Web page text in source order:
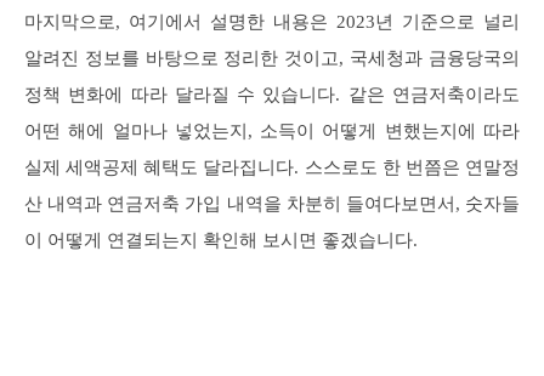
마지막으로, 여기에서 설명한 내용은 2023년 기준으로 널리
알려진 정보를 바탕으로 정리한 것이고, 국세청과 금융당국의
정책 변화에 따라 달라질 수 있습니다. 같은 연금저축이라도
어떤 해에 얼마나 넣었는지, 소득이 어떻게 변했는지에 따라
실제 세액공제 혜택도 달라집니다. 스스로도 한 번쯤은 연말정
산 내역과 연금저축 가입 내역을 차분히 들여다보면서, 숫자들
이 어떻게 연결되는지 확인해 보시면 좋겠습니다.